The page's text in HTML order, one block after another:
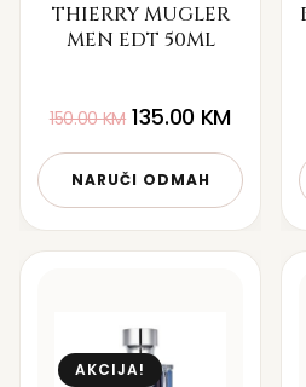
THIERRY MUGLER
MEN EDT 50ML
150.00KM 135.00 KM
NARUČI ODMAH
AKCIJA!